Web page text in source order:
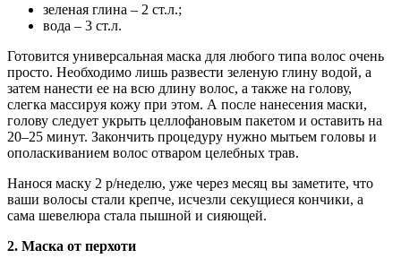
зеленая глина – 2 ст.л.;
вода – 3 ст.л.
Готовится универсальная маска для любого типа волос очень
просто. Необходимо лишь развести зеленую глину водой, а
затем нанести ее на всю длину волос, а также на голову,
слегка массируя кожу при этом. А после нанесения маски,
голову следует укрыть целлофановым пакетом и оставить на
20–25 минут. Закончить процедуру нужно мытьем головы и
ополаскиванием волос отваром целебных трав.
Нанося маску 2 р/неделю, уже через месяц вы заметите, что
ваши волосы стали крепче, исчезли секущиеся кончики, а
сама шевелюра стала пышной и сияющей.
2. Маска от перхоти